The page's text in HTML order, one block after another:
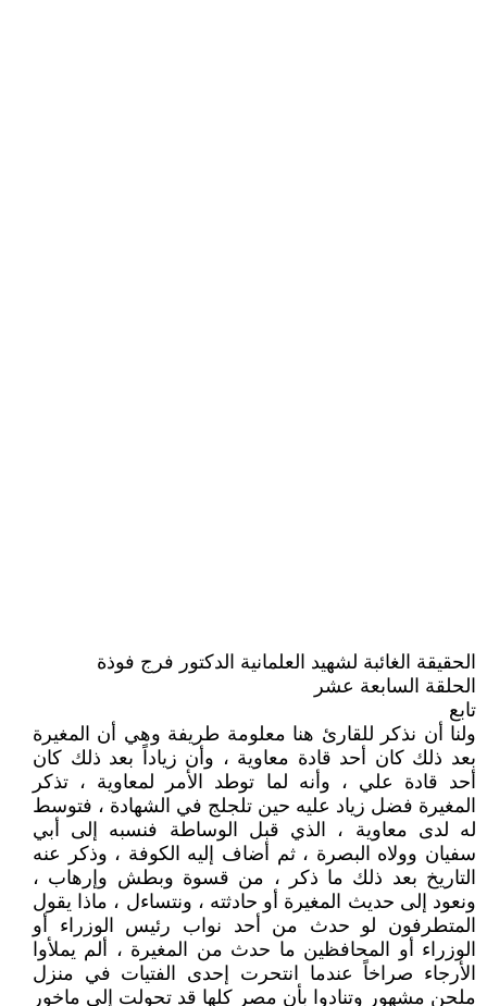
الحقيقة الغائبة لشهيد العلمانية الدكتور فرج فوذة
الحلقة السابعة عشر
تابع
ولنا أن نذكر للقارئ هنا معلومة طريفة وهي أن المغيرة
بعد ذلك كان أحد قادة معاوية ، وأن زياداً بعد ذلك كان
أحد قادة علي ، وأنه لما توطد الأمر لمعاوية ، تذكر
المغيرة فضل زياد عليه حين تلجلج في الشهادة ، فتوسط
له لدى معاوية ، الذي قبل الوساطة فنسبه إلى أبي
سفيان وولاه البصرة ، ثم أضاف إليه الكوفة ، وذكر عنه
التاريخ بعد ذلك ما ذكر ، من قسوة وبطش وإرهاب ،
ونعود إلى حديث المغيرة أو حادثته ، ونتساءل ، ماذا يقول
المتطرفون لو حدث من أحد نواب رئيس الوزراء أو
الوزراء أو المحافظين ما حدث من المغيرة ، ألم يملأوا
الأرجاء صراخاً عندما انتحرت إحدى الفتيات في منزل
ملحن مشهور وتنادوا بأن مصر كلها قد تحولت إلى ماخور